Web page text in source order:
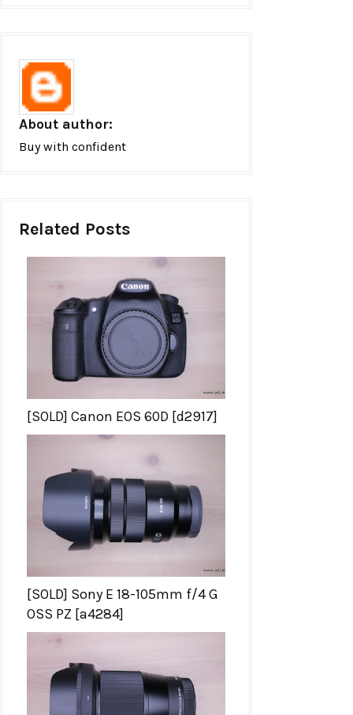
About author:
Buy with confident
Related Posts
[SOLD] Canon EOS 60D [d2917]
[SOLD] Sony E 18-105mm f/4 G
OSS PZ [a4284]